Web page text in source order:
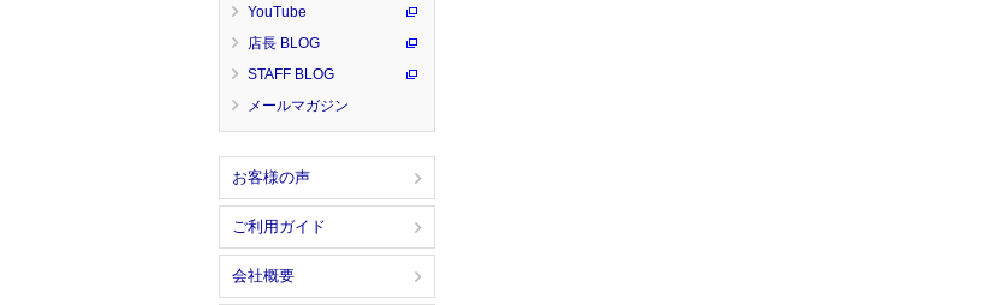
YouTube
店長 BLOG
STAFF BLOG
メールマガジン
お客様の声
ご利用ガイド
会社概要